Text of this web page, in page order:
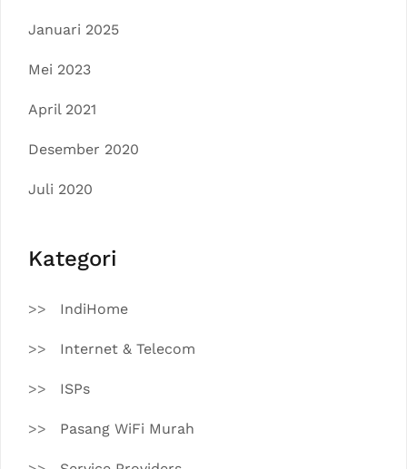
Januari 2025
Mei 2023
April 2021
Desember 2020
Juli 2020
Kategori
IndiHome
Internet & Telecom
ISPs
Pasang WiFi Murah